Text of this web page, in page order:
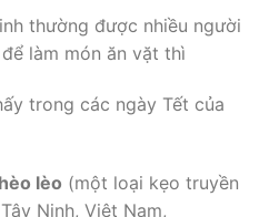
thường được nhiều người
làm món ăn vặt thì
trong các ngày Tết của
lèo (một loại kẹo truyền
Ninh, Việt Nam,